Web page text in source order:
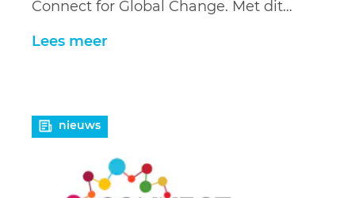
Connect for Global Change. Met dit…
Lees meer
nieuws
meer